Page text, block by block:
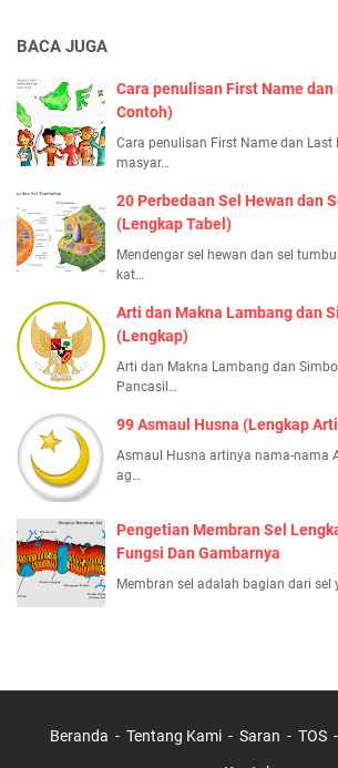
BACA JUGA
Cara penulisan First Name dan
Contoh)
Cara penulisan First Name dan Last
masyar…
20 Perbedaan Sel Hewan dan
(Lengkap Tabel)
Mendengar sel hewan dan sel
kat…
Arti dan Makna Lambang dan
(Lengkap)
Arti dan Makna Lambang dan
Pancasil…
99 Asmaul Husna (Lengkap
Asmaul Husna artinya nama-nama
ag…
Pengetian Membran Sel
Fungsi Dan Gambarnya
Membran sel adalah bagian dari sel
Beranda Tentang Kami Saran TOS